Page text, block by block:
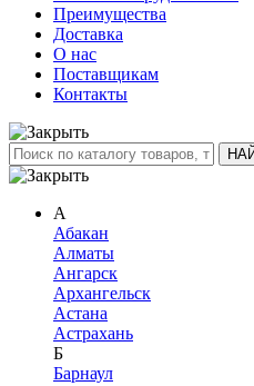
Преимущества
Доставка
О нас
Поставщикам
Контакты
А
Абакан
Алматы
Ангарск
Архангельск
Астана
Астрахань
Б
Барнаул